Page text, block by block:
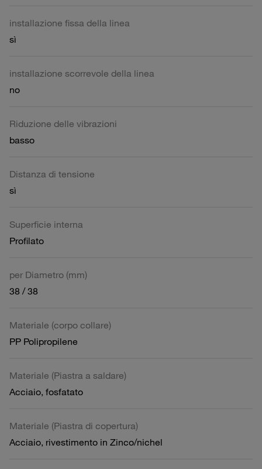
installazione fissa della linea
sì
installazione scorrevole della linea
no
Riduzione delle vibrazioni
basso
Distanza di tensione
sì
Superficie interna
Profilato
per Diametro (mm)
38 / 38
Materiale (corpo collare)
PP Polipropilene
Materiale (Piastra a saldare)
Acciaio, fosfatato
Materiale (Piastra di copertura)
Acciaio, rivestimento in Zinco/nichel